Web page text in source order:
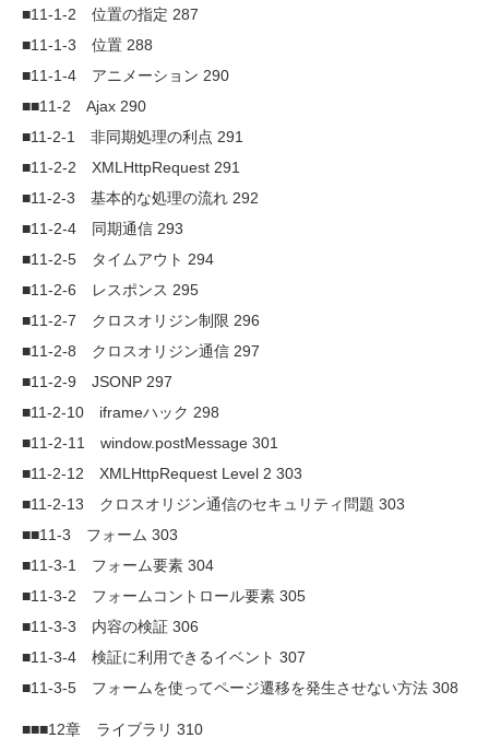
■11-1-2 位置の指定 287
■11-1-3 位置 288
■11-1-4 アニメーション 290
■■11-2 Ajax 290
■11-2-1 非同期処理の利点 291
■11-2-2 XMLHttpRequest 291
■11-2-3 基本的な処理の流れ 292
■11-2-4 同期通信 293
■11-2-5 タイムアウト 294
■11-2-6 レスポンス 295
■11-2-7 クロスオリジン制限 296
■11-2-8 クロスオリジン通信 297
■11-2-9 JSONP 297
■11-2-10 iframeハック 298
■11-2-11 window.postMessage 301
■11-2-12 XMLHttpRequest Level 2 303
■11-2-13 クロスオリジン通信のセキュリティ問題 303
■■11-3 フォーム 303
■11-3-1 フォーム要素 304
■11-3-2 フォームコントロール要素 305
■11-3-3 内容の検証 306
■11-3-4 検証に利用できるイベント 307
■11-3-5 フォームを使ってページ遷移を発生させない方法 308
■■■12章 ライブラリ 310